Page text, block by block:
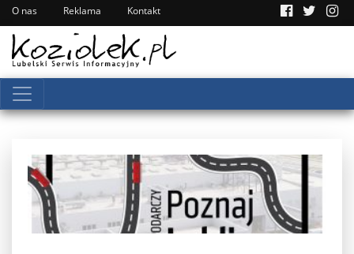
O nas Reklama Kontakt